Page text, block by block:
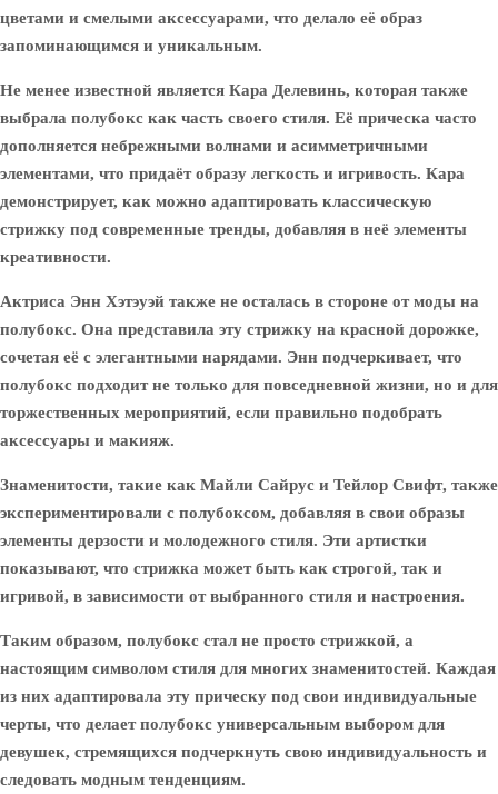
цветами и смелыми аксессуарами, что делало её образ
запоминающимся и уникальным.
Не менее известной является Кара Делевинь, которая также
выбрала полубокс как часть своего стиля. Её прическа часто
дополняется небрежными волнами и асимметричными
элементами, что придаёт образу легкость и игривость. Кара
демонстрирует, как можно адаптировать классическую
стрижку под современные тренды, добавляя в неё элементы
креативности.
Актриса Энн Хэтэуэй также не осталась в стороне от моды на
полубокс. Она представила эту стрижку на красной дорожке,
сочетая её с элегантными нарядами. Энн подчеркивает, что
полубокс подходит не только для повседневной жизни, но и для
торжественных мероприятий, если правильно подобрать
аксессуары и макияж.
Знаменитости, такие как Майли Сайрус и Тейлор Свифт, также
экспериментировали с полубоксом, добавляя в свои образы
элементы дерзости и молодежного стиля. Эти артистки
показывают, что стрижка может быть как строгой, так и
игривой, в зависимости от выбранного стиля и настроения.
Таким образом, полубокс стал не просто стрижкой, а
настоящим символом стиля для многих знаменитостей. Каждая
из них адаптировала эту прическу под свои индивидуальные
черты, что делает полубокс универсальным выбором для
девушек, стремящихся подчеркнуть свою индивидуальность и
следовать модным тенденциям.